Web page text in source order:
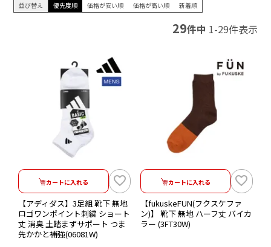
並び替え 優先度順 価格が安い順 価格が高い順 新着順
29件中 1-29件表示
カートに入れる
【アディダス】3足組 靴下 無地
ロゴワンポイント刺繍 ショート
丈 消臭 土踏まずサポート つま
先かかと補強(06081W)
カートに入れる
【fukuskeFUN(フクスケファ
ン)】 靴下 無地 ハーフ丈 バイカ
ラー (3FT30W)